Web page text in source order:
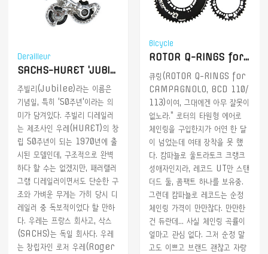
Bicycle
ROTOR Q-RINGS for CAMPAGNOLO, 절망과 좌절의 (여태 미)장착기
큐링(ROTOR Q-RINGS for
CAMPAGNOLO, BCD 110/
113)이여, 그대에겐 아무 잘못이
없노라.” 로터의 타원형 에어로
체인링을 구입한지가 어연 한 달
이 넘었는데 여태 장착을 못 했
다. 캄파뇰로 울트라토크 크랭크
성애자인지라, 레코드 UT만 스탠
더드 둘, 콤팩트 하나를 보유중.
그런데 캄파뇰로 레코드는 순정
체인링 가격이 만만찮다. 만만한
건 듀란데... 사실 체인링 곡률이
얼마고 관심 없다. 그저 순정 말
고도 이쁘고 브랜드 괜찮고 자랑
Derailleur
SACHS-HURET 'JUBILEE'
주빌리(Jubilee)라는 이름은
기념일, 특히 '50주년'이라는 의
미가 담겨있다. 주빌리 디레일러
는 제조사인 우레(HURET)의 창
립 50주년이 되는 1970년에 출
시된 모델인데, 구조적으로 완벽
하다 할 수는 없겠지만, 패러랠러
그램 디레일러이면서도 단순한 구
조와 가벼운 무게는 가히 당시 디
레일러 중 독보적이었다 할 만하
다. 우레는 프랑스 회사고, 삭스
(SACHS)는 독일 회사다. 우레
는 창립자인 로저 우레(Roger